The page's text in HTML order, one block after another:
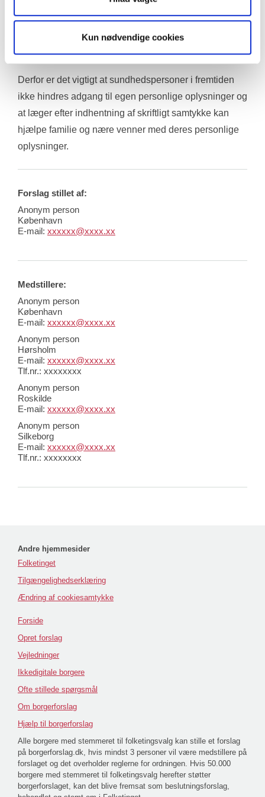
Kun nødvendige cookies
hjælpe og støtte sin familie inden for det område man
Derfor er det vigtigt at sundhedspersoner i fremtiden
ikke hindres adgang til egen personlige oplysninger og
at læger efter indhentning af skriftligt samtykke kan
hjælpe familie og nære venner med deres personlige
oplysninger.
Forslag stillet af:
Anonym person
København
E-mail: xxxxxx@xxxx.xx
Medstillere:
Anonym person
København
E-mail: xxxxxx@xxxx.xx
Anonym person
Hørsholm
E-mail: xxxxxx@xxxx.xx
Tlf.nr.: xxxxxxxx
Anonym person
Roskilde
E-mail: xxxxxx@xxxx.xx
Anonym person
Silkeborg
E-mail: xxxxxx@xxxx.xx
Tlf.nr.: xxxxxxxx
Andre hjemmesider
Folketinget
Tilgængelighedserklæring
Ændring af cookiesamtykke
Forside
Opret forslag
Vejledninger
Ikkedigitale borgere
Ofte stillede spørgsmål
Om borgerforslag
Hjælp til borgerforslag
Alle borgere med stemmeret til folketingsvalg kan stille et forslag
på borgerforslag.dk, hvis mindst 3 personer vil være medstillere på
forslaget og det overholder reglerne for ordningen. Hvis 50.000
borgere med stemmeret til folketingsvalg herefter støtter
borgerforslaget, kan det blive fremsat som beslutningsforslag,